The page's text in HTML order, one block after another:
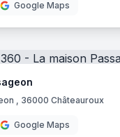
Google Maps
, 36000 Châteauroux
Google Maps